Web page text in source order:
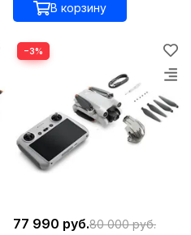
В корзину
−3%
77 990 руб.80 000 руб.